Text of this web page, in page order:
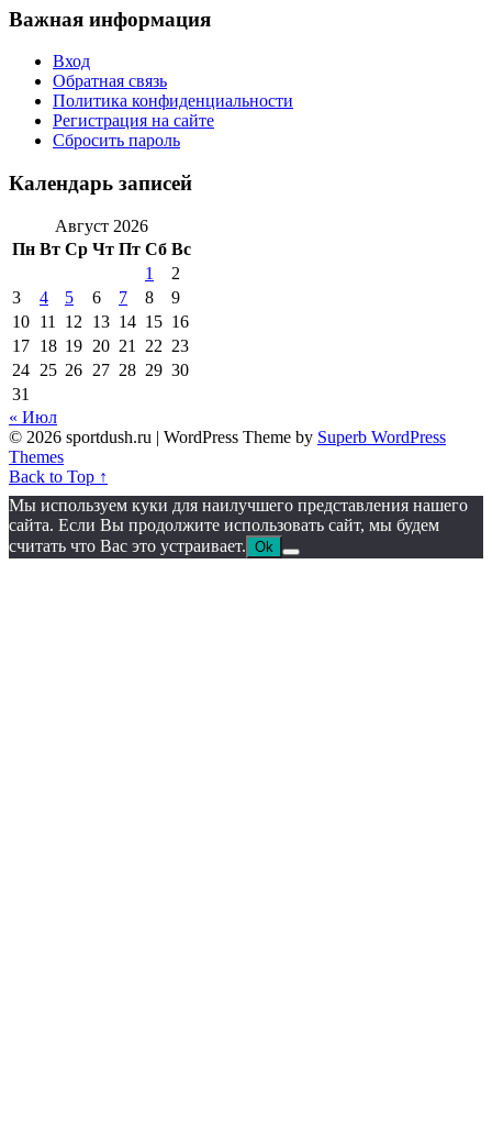
Важная информация
Вход
Обратная связь
Политика конфиденциальности
Регистрация на сайте
Сбросить пароль
Календарь записей
Август 2026
Пн Вт Ср Чт Пт Сб Вс
1
2
3
4 5 6 7 8
9
10 11 12 13 14 15 16
17 18 19 20 21 22 23
24 25 26 27 28 29 30
31
« Июл
© 2026 sportdush.ru | WordPress Theme by Superb WordPress
Themes
Back to Top ↑
Мы используем куки для наилучшего представления нашего
сайта. Если Вы продолжите использовать сайт, мы будем
считать что Вас это устраивает. Ok